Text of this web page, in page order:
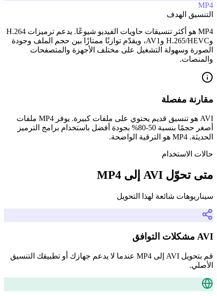
MP4
التنسيق الهدف
MP4 هو أكثر تنسيقات حاويات الفيديو شيوعًا. يدعم ترميزات H.264
وH.265/HEVC وAV1، ويقدّم توازنًا ممتازًا بين حجم الملف وجودة
الصورة وسهولة التشغيل على مختلف الأجهزة والمتصفحات
والمنصات.
مقارنة مفصلة
AVI هو تنسيق قديم يحتوي على ملفات كبيرة. يوفر MP4 ملفات
أصغر حجمًا بنسبة 50-80% بجودة أفضل باستخدام برامج الترميز
الحديثة. MP4 هو الترقية الواضحة.
حالات الاستخدام
متى تحوّل AVI إلى MP4
سيناريوهات شائعة لهذا التحويل
AVI مشكلات التوافق
قم بتحويل AVI إلى MP4 عندما لا يدعم جهازك أو تطبيقك التنسيق
الأصلي.